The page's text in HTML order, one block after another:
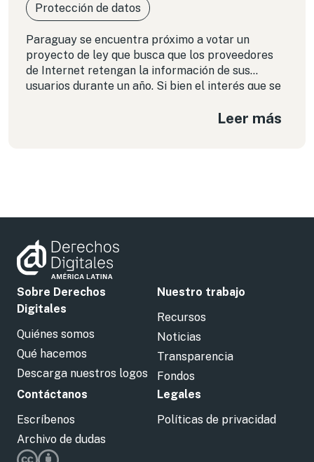
Protección de datos
Paraguay se encuentra próximo a votar un
proyecto de ley que busca que los proveedores
de Internet retengan la información de sus
usuarios durante un año. Si bien el interés que se
trata de una norma desmedida, en tanto pone en
Leer más
Sobre Derechos
Digitales
Quiénes somos
Qué hacemos
Descarga nuestros logos
Nuestro trabajo
Recursos
Noticias
Transparencia
Fondos
Contáctanos
Escríbenos
Archivo de dudas
Legales
Políticas de privacidad